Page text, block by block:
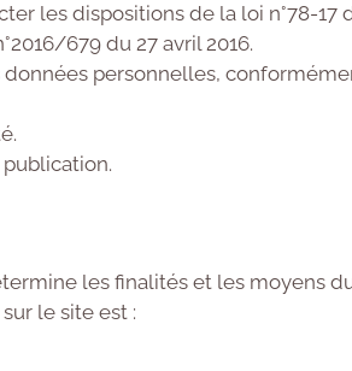
les dispositions de la loi n°78-17
679 du 27 avril 2016.
personnelles,
les finalités et les moyens
le site est :